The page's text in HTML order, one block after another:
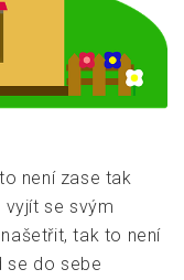
není zase tak
vyjít se svým
tak to není
se do sebe